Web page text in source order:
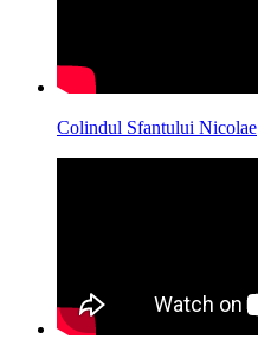
Colindul Sfantului Nicolae